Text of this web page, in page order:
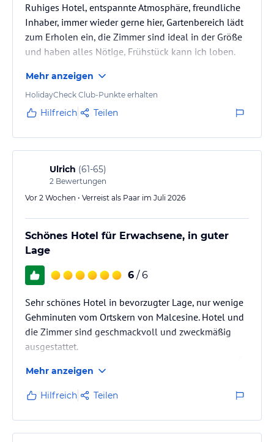
Ruhiges Hotel, entspannte Atmosphäre, freundliche
Inhaber, immer wieder gerne hier, Gartenbereich lädt
zum Erholen ein, die Zimmer sind ideal in der Größe
und haben alles Nötige, Frühstück kann ich loben.
Mehr anzeigen
HolidayCheck Club-Punkte erhalten
Hilfreich Teilen
Ulrich (61-65)
2 Bewertungen
Vor 2 Wochen • Verreist als Paar im Juli 2026
Schönes Hotel für Erwachsene, in guter
Lage
6 / 6
Sehr schönes Hotel in bevorzugter Lage, nur wenige
Gehminuten vom Ortskern von Malcesine. Hotel und
die Zimmer sind geschmackvoll und zweckmäßig
ausgestattet.
und wird von zwei Brüdern freundlich und souverän
geführt,
Das Frühstück ist lecker, reichhaltig und wird in
Buffetform serviert. Verschiedenes frisches Obst steht
bereit.
Mehr anzeigen
Hilfreich Teilen